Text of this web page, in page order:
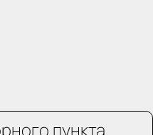
пункта